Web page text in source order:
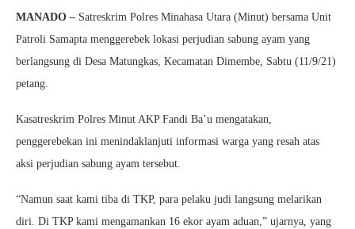
MANADO – Satreskrim Polres Minahasa Utara (Minut) bersama Unit
Patroli Samapta menggerebek lokasi perjudian sabung ayam yang
berlangsung di Desa Matungkas, Kecamatan Dimembe, Sabtu (11/9/21)
petang.
Kasatreskrim Polres Minut AKP Fandi Ba’u mengatakan,
penggerebekan ini menindaklanjuti informasi warga yang resah atas
aksi perjudian sabung ayam tersebut.
“Namun saat kami tiba di TKP, para pelaku judi langsung melarikan
diri. Di TKP kami mengamankan 16 ekor ayam aduan,” ujarnya, yang